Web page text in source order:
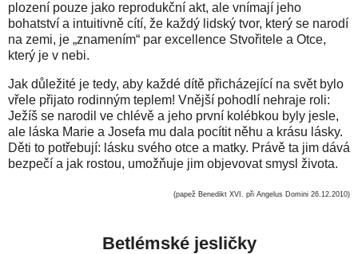
plození pouze jako reprodukční akt, ale vnímají jeho
bohatství a intuitivně cítí, že každý lidský tvor, který se narodí
na zemi, je „znamením“ par excellence Stvořitele a Otce,
který je v nebi.
Jak důležité je tedy, aby každé dítě přicházející na svět bylo
vřele přijato rodinným teplem! Vnější pohodlí nehraje roli:
Ježíš se narodil ve chlévě a jeho první kolébkou byly jesle,
ale láska Marie a Josefa mu dala pocítit něhu a krásu lásky.
Děti to potřebují: lásku svého otce a matky. Právě ta jim dává
bezpečí a jak rostou, umožňuje jim objevovat smysl života.
(papež Benedikt XVI. při Angelus Domini 26.12.2010)
Betlémské jesličky